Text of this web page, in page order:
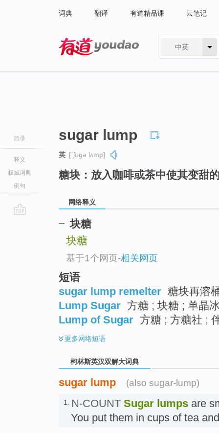
词典 翻译 有道精品课 云笔记
中英
目录
释义
权威词典
例句
sugar lump
英 [ˈʃʊɡə lʌmp]
糖块：放入咖啡或茶中使其变甜
网络释义
块糖
块糖
基于1个网页-相关网页
短语
sugar lump remelter 糖块再溶
Lump Sugar 方糖 ; 块糖 ; 单晶
Lump of Sugar 方糖 ; 方糖社 ;
更多网络短语
柯林斯英汉双解大词典
sugar lump (also sugar-lump)
1. N-COUNT Sugar lumps are
You put them in cups of tea